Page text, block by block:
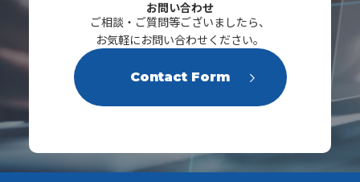
二宮英樹 氏
株式会社オリエント 代表取締役
ルIT組織構築をグローバルリーダーとして推進。
お問い合わせ
ご相談・ご質問等ございましたら、
お気軽にお問い合わせください。
Contact Form